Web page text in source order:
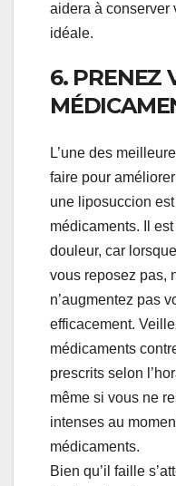
aidera à conserver
idéale.
6. PRENEZ
L’une des
faire pour
une liposuccion
médicaments. Il
douleur, car
vous reposez pas,
n’augmentez pas
efficacement.
médicaments
prescrits selon
même si vous ne
intenses au
médicaments.
Bien qu’il faille